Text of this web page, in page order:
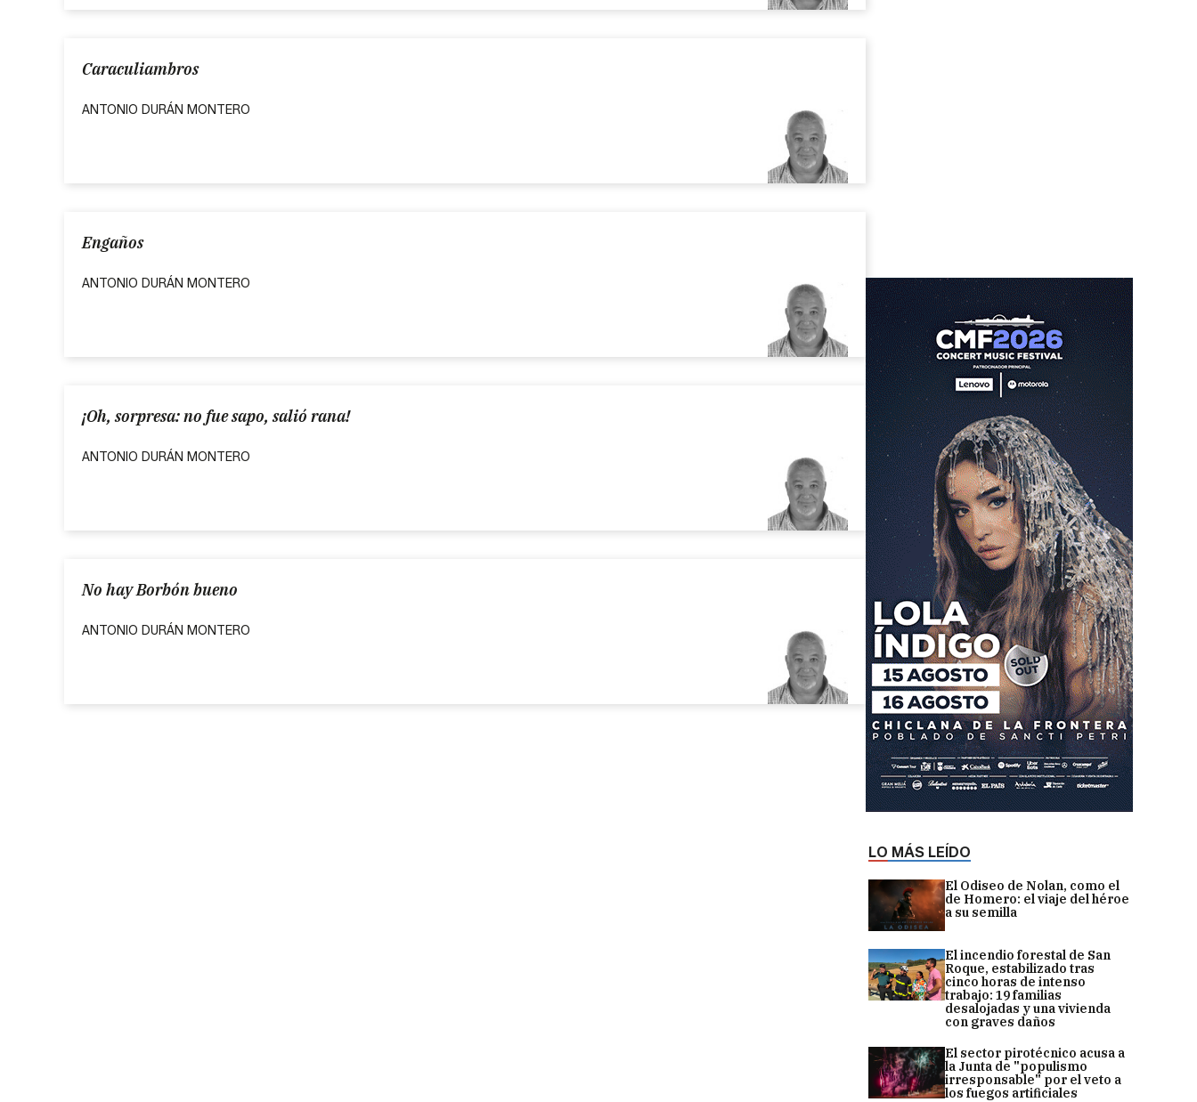
Caraculiambros
ANTONIO DURÁN MONTERO
Engaños
ANTONIO DURÁN MONTERO
¡Oh, sorpresa: no fue sapo, salió rana!
ANTONIO DURÁN MONTERO
No hay Borbón bueno
ANTONIO DURÁN MONTERO
LO MÁS LEÍDO
El Odiseo de Nolan, como el
de Homero: el viaje del héroe
a su semilla
El incendio forestal de San
Roque, estabilizado tras
cinco horas de intenso
trabajo: 19 familias
desalojadas y una vivienda
con graves daños
El sector pirotécnico acusa a
la Junta de "populismo
irresponsable" por el veto a
los fuegos artificiales